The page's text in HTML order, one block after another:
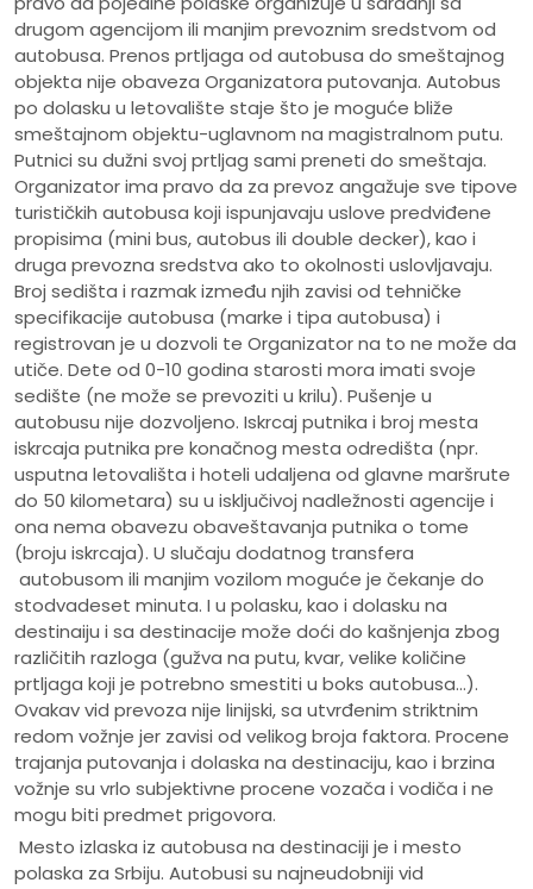
drugom agencijom ili manjim prevoznim sredstvom od
autobusa. Prenos prtljaga od autobusa do smeštajnog
objekta nije obaveza Organizatora putovanja. Autobus
po dolasku u letovalište staje što je moguće bliže
smeštajnom objektu-uglavnom na magistralnom putu.
Putnici su dužni svoj prtljag sami preneti do smeštaja.
Organizator ima pravo da za prevoz angažuje sve tipove
turističkih autobusa koji ispunjavaju uslove predviđene
propisima (mini bus, autobus ili double decker), kao i
druga prevozna sredstva ako to okolnosti uslovljavaju.
Broj sedišta i razmak između njih zavisi od tehničke
specifikacije autobusa (marke i tipa autobusa) i
registrovan je u dozvoli te Organizator na to ne može da
utiče. Dete od 0-10 godina starosti mora imati svoje
sedište (ne može se prevoziti u krilu). Pušenje u
autobusu nije dozvoljeno. Iskrcaj putnika i broj mesta
iskrcaja putnika pre konačnog mesta odredišta (npr.
usputna letovališta i hoteli udaljena od glavne maršrute
do 50 kilometara) su u isključivoj nadležnosti agencije i
ona nema obavezu obaveštavanja putnika o tome
(broju iskrcaja). U slučaju dodatnog transfera
autobusom ili manjim vozilom moguće je čekanje do
stodvadeset minuta. I u polasku, kao i dolasku na
destinaiju i sa destinacije može doći do kašnjenja zbog
različitih razloga (gužva na putu, kvar, velike količine
prtljaga koji je potrebno smestiti u boks autobusa...).
Ovakav vid prevoza nije linijski, sa utvrđenim striktnim
redom vožnje jer zavisi od velikog broja faktora. Procene
trajanja putovanja i dolaska na destinaciju, kao i brzina
vožnje su vrlo subjektivne procene vozača i vodiča i ne
mogu biti predmet prigovora.
Mesto izlaska iz autobusa na destinaciji je i mesto
polaska za Srbiju. Autobusi su najneudobniji vid